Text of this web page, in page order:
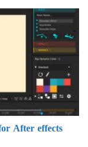
Apple
Motion
Battle
Axe
Overlord
v1.27
Win/Mac
for
After
effects
After effects